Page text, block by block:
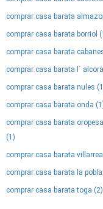
comprar casa barata
comprar casa barata borriol
comprar casa barata
comprar casa barata l´
comprar casa barata nules
comprar casa barata onda
comprar casa barata
(1)
comprar casa barata
comprar casa barata la
comprar casa barata toga (2)